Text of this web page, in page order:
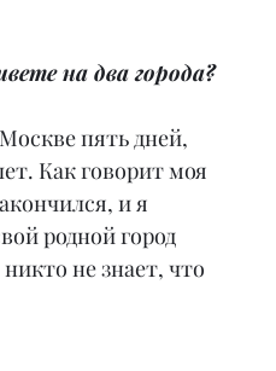
на два города?
пять дней,
Как говорит моя
и я
родной город
не знает, что